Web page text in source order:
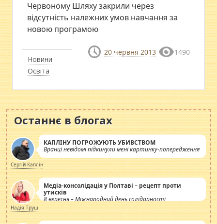
Новини
Освіта
Червоному Шляху закрили через
відсутність належних умов навчання за
новою програмою
20 червня 2013 1490
Останнє в блогах
КАПЛІНУ ПОГРОЖУЮТЬ УБИВСТВОМ
Вранці невідомі підкинули мені картинку-попередження
Сергій Каплін
Медіа-консолідація у Полтаві – рецепт проти
утисків
8 вересня – Міжнародний день солідарності
журналістів.
Надія Труш